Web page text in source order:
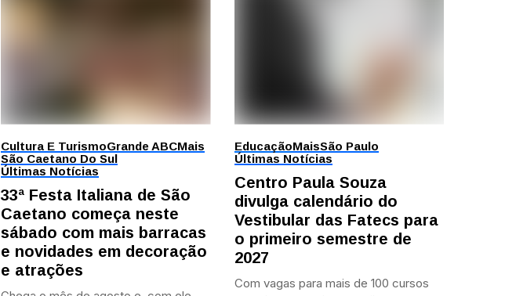
Cultura E TurismoGrande ABCMais
São Caetano Do Sul
Últimas Notícias
33ª Festa Italiana de São
Caetano começa neste
sábado com mais barracas
e novidades em decoração
e atrações
EducaçãoMaisSão Paulo
Últimas Notícias
Centro Paula Souza
divulga calendário do
Vestibular das Fatecs para
o primeiro semestre de
2027
Com vagas para mais de 100 cursos